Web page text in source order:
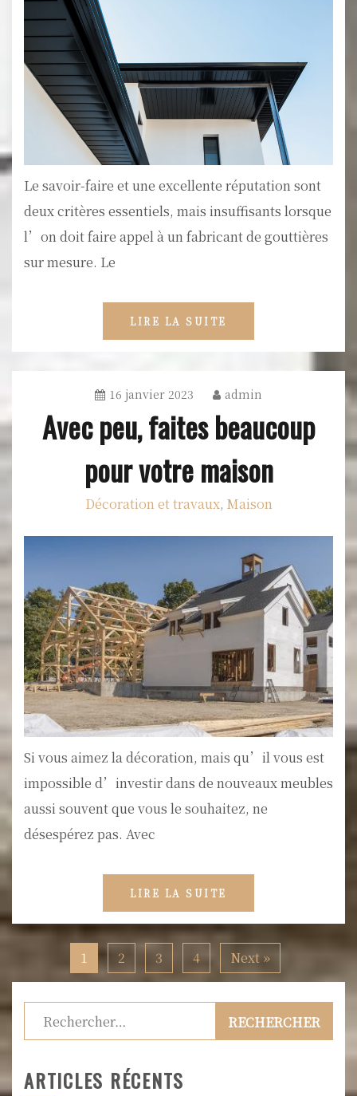
Le savoir-faire et une excellente réputation sont
deux critères essentiels, mais insuffisants lorsque
l’on doit faire appel à un fabricant de gouttières
sur mesure. Le
LIRE LA SUITE
16 janvier 2023 admin
Avec peu, faites beaucoup
pour votre maison
Décoration et travaux, Maison
Si vous aimez la décoration, mais qu’il vous est
impossible d’investir dans de nouveaux meubles
aussi souvent que vous le souhaitez, ne
désespérez pas. Avec
LIRE LA SUITE
1 2 3 4 Next »
Rechercher :
ARTICLES RÉCENTS